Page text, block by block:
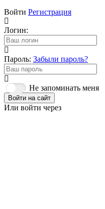
Войти Регистрация
Логин:
Пароль: Забыли пароль?
Не запоминать меня
Войти на сайт
Или войти через